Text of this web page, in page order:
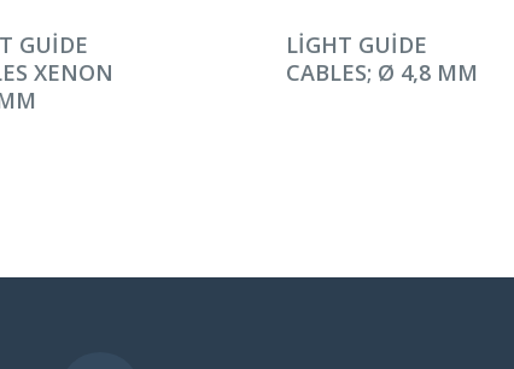
OKU
GUIDE
XENON
DEVAMINI OKU
LIGHT GUIDE
CABLES; Ø 4,8 MM